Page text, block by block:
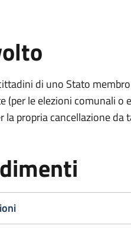
di uno Stato
(per le elezioni comunali o
la propria cancellazione da